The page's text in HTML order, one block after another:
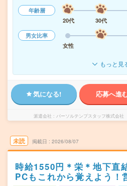
年齢層
20代
30代
男女比率
女性
もっと見
気になる! 応募へ進
派遣会社 パーソルテンプスタッフ株式会社
未読 掲載日 2026/08/07
時給1550円＊栄＊地下直
PCもこれから覚えよう！